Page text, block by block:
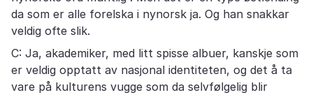
da som er alle forelska i nynorsk ja. Og han snakkar
veldig ofte slik.
C: Ja, akademiker, med litt spisse albuer, kanskje som
er veldig opptatt av nasjonal identiteten, og det å ta
vare på kulturens vugge som da selvfølgelig blir